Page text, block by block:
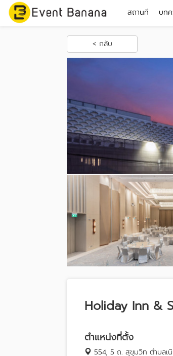
สถานที่ บท
< กลับ
Holiday Inn &
ตำแหน่งที่ตั้ง
554, 5 ถ. สุขุมวิท ตำบลเ